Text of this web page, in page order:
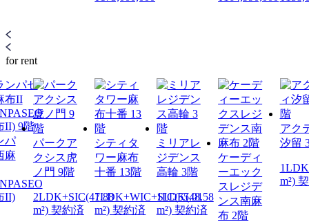
for rent
パ
麻
II)
パークア
クシス虎
ノ門 9階
2LDK+SIC(47.88
m²) 契約済
シティタ
ワー麻布
十番 13階
1LDK+WIC+SIC(55.01
m²) 契約済
ミリアレ
ジデンス
高輪 3階
1LDK(48.58
m²) 契約済
ケーディ
ーエック
スレジデ
ンス南麻
布 2階
アク
汐留
m²)